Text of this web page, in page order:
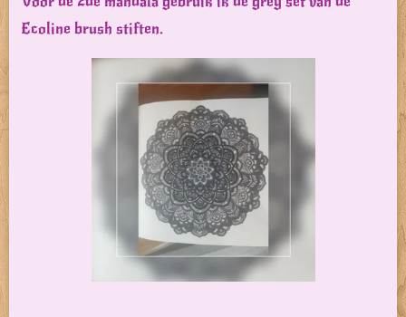
Ecoline brush stiften.